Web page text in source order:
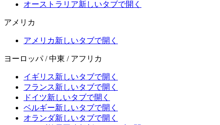
オーストラリア新しいタブで開く
アメリカ
アメリカ新しいタブで開く
ヨーロッパ / 中東 / アフリカ
イギリス新しいタブで開く
フランス新しいタブで開く
ドイツ新しいタブで開く
ベルギー新しいタブで開く
オランダ新しいタブで開く